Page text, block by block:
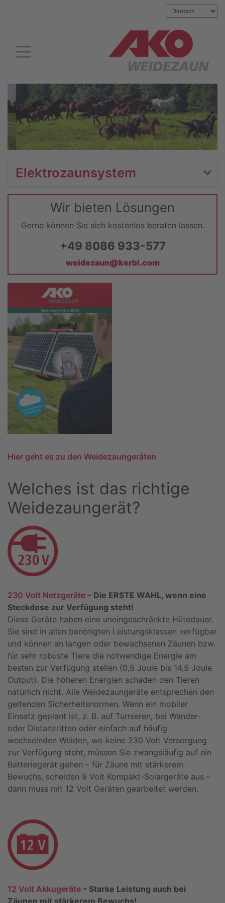
Elektrozaunsystem
Wir bieten Lösungen
Gerne können Sie sich kostenlos beraten lassen.
+49 8086 933-577
weidezaun@kerbl.com
Hier geht es zu den Weidezaungeräten
Welches ist das richtige
Weidezaungerät?
230 Volt Netzgeräte – Die ERSTE WAHL, wenn eine
Steckdose zur Verfügung steht!
Diese Geräte haben eine uneingeschränkte Hütedauer.
Sie sind in allen benötigten Leistungsklassen verfügbar
und können an langen oder bewachsenen Zäunen bzw.
für sehr robuste Tiere die notwendige Energie am
besten zur Verfügung stellen (0,5 Joule bis 14,5 Joule
Output). Die höheren Energien schaden den Tieren
natürlich nicht. Alle Weidezaungeräte entsprechen den
geltenden Sicherheitsnormen. Wenn ein mobiler
Einsatz geplant ist, z. B. auf Turnieren, bei Wander-
oder Distanzritten oder einfach auf häufig
wechselnden Weiden, wo keine 230 Volt Versorgung
zur Verfügung steht, müssen Sie zwangsläufig auf ein
Batteriegerät gehen – für Zäune mit stärkerem
Bewuchs, scheiden 9 Volt Kompakt-Solargeräte aus –
dann muss mit 12 Volt Geräten gearbeitet werden.
12 Volt Akkugeräte – Starke Leistung auch bei
Zäunen mit stärkerem Bewuchs!